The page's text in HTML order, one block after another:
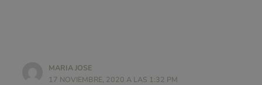
MARIA JOSE
17 NOVIEMBRE, 2020 A LAS 1:32 PM